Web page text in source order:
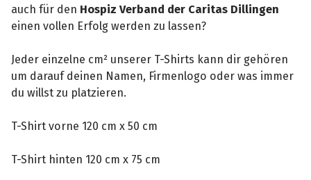
auch für den Hospiz Verband der Caritas Dillingen
einen vollen Erfolg werden zu lassen?
Jeder einzelne cm² unserer T-Shirts kann dir gehören
um darauf deinen Namen, Firmenlogo oder was immer
du willst zu platzieren.
T-Shirt vorne 120 cm x 50 cm
T-Shirt hinten 120 cm x 75 cm